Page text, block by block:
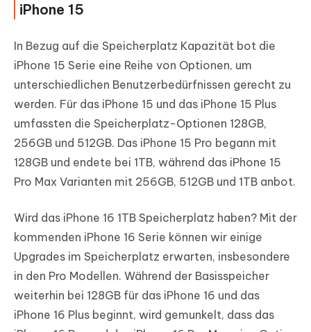
iPhone 15
In Bezug auf die Speicherplatz Kapazität bot die
iPhone 15 Serie eine Reihe von Optionen, um
unterschiedlichen Benutzerbedürfnissen gerecht zu
werden. Für das iPhone 15 und das iPhone 15 Plus
umfassten die Speicherplatz-Optionen 128GB,
256GB und 512GB. Das iPhone 15 Pro begann mit
128GB und endete bei 1TB, während das iPhone 15
Pro Max Varianten mit 256GB, 512GB und 1TB anbot.
Wird das iPhone 16 1TB Speicherplatz haben? Mit der
kommenden iPhone 16 Serie können wir einige
Upgrades im Speicherplatz erwarten, insbesondere
in den Pro Modellen. Während der Basisspeicher
weiterhin bei 128GB für das iPhone 16 und das
iPhone 16 Plus beginnt, wird gemunkelt, dass das